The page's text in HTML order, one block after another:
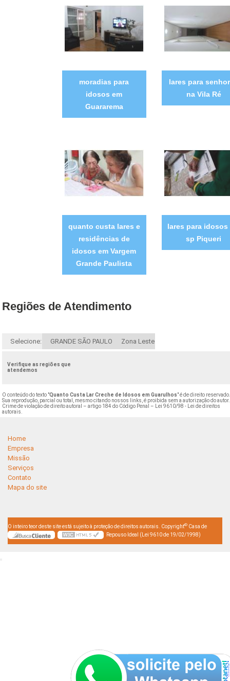
moradias para
idosos em
Guararema
lares para
na Vila Ré
quanto custa lares e
residências de
idosos em Vargem
Grande Paulista
lares para idosos
sp Piqueri
Regiões de Atendimento
Selecione: GRANDE SÃO PAULO Zona Leste
Verifique as regiões que
atendemos
O conteúdo do texto "Quanto Custa Lar Creche de Idosos em Guarulhos" é de direito
Sua reprodução, parcial ou total, mesmo citando nossos links, é proibida sem a autorização do autor.
Crime de violação de direito autoral – artigo 184 do Código Penal –
Lei 9610/98 - Lei de direitos
autorais
Home
Empresa
Missão
Serviços
Contato
Mapa do site
O inteiro teor deste site está sujeito à proteção de direitos autorais. Copyright© Casa de
Repouso Ideal (Lei 9610 de 19/02/1998)